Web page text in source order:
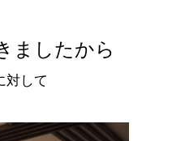
ましたから
対して